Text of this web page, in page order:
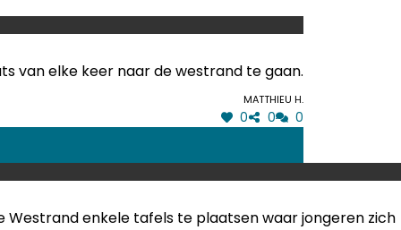
van elke keer naar de westrand te gaan.
Matthieu H.
0 0 0
Westrand enkele tafels te plaatsen waar jongeren zich